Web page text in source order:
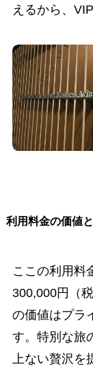
えるから、
利用料金の価値
ここの利用料
300,000円（
の価値はプラ
す。特別な旅
上ない贅沢を